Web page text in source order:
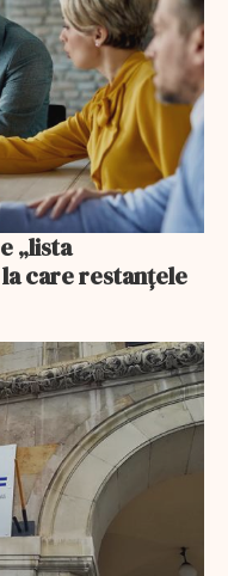
„lista
care restanțele